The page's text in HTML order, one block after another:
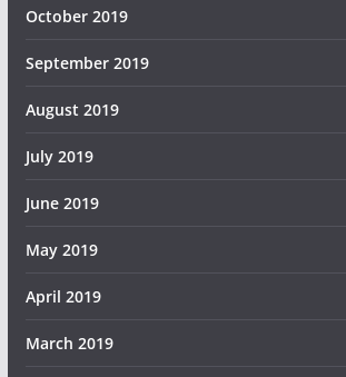
October 2019
September 2019
August 2019
July 2019
June 2019
May 2019
April 2019
March 2019